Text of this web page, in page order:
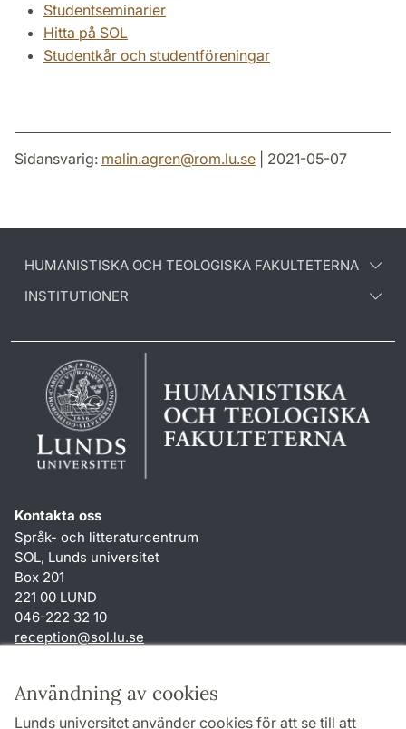
Användning av cookies
Lunds universitet använder cookies för att se till att
Studentseminarier
Hitta på SOL
Studentkår och studentföreningar
Sidansvarig: malin.agren@rom.lu.se | 2021-05-07
HUMANISTISKA OCH TEOLOGISKA FAKULTETERNA
INSTITUTIONER
Kontakta oss
Språk- och litteraturcentrum
SOL, Lunds universitet
Box 201
221 00 LUND
046-222 32 10
reception@sol.lu.se
Genvägar
Om webbplatsen och cookies